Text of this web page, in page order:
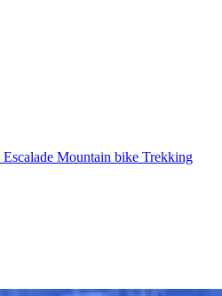
Escalade Mountain bike Trekking